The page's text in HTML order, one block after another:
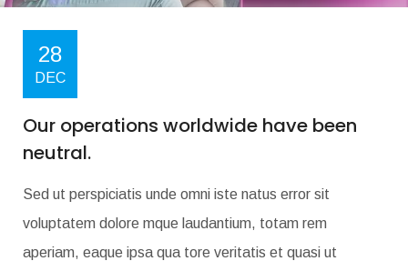
28
DEC
Our operations worldwide have been
neutral.
Sed ut perspiciatis unde omni iste natus error sit
voluptatem dolore mque laudantium, totam rem
aperiam, eaque ipsa qua tore veritatis et quasi ut